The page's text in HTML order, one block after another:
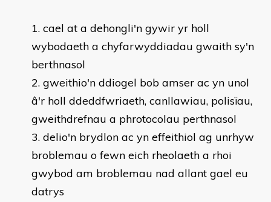
cael at a dehongli'n gywir yr holl
wybodaeth a chyfarwyddiadau gwaith sy'n
berthnasol
gweithio'n ddiogel bob amser ac yn unol
â'r holl ddeddfwriaeth, canllawiau, polisïau,
gweithdrefnau a phrotocolau perthnasol
delio'n brydlon ac yn effeithiol ag unrhyw
broblemau o fewn eich rheolaeth a rhoi
gwybod am broblemau nad allant gael eu
datrys